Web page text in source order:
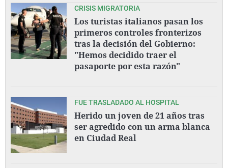
CRISIS MIGRATORIA
Los turistas italianos pasan los
primeros controles fronterizos
tras la decisión del Gobierno:
"Hemos decidido traer el
pasaporte por esta razón"
FUE TRASLADADO AL HOSPITAL
Herido un joven de 21 años tras
ser agredido con un arma blanca
en Ciudad Real